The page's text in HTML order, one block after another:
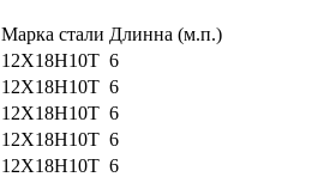
Марка стали Длинна (м.п.)
12Х18Н10Т 6
12Х18Н10Т 6
12Х18Н10Т 6
12Х18Н10Т 6
12Х18Н10Т 6